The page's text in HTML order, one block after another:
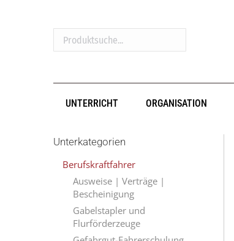
Produktsuche...
UNTERRICHT ORGANISATION
Unterkategorien
Berufskraftfahrer
Ausweise | Verträge |
Bescheinigung
Gabelstapler und
Flurförderzeuge